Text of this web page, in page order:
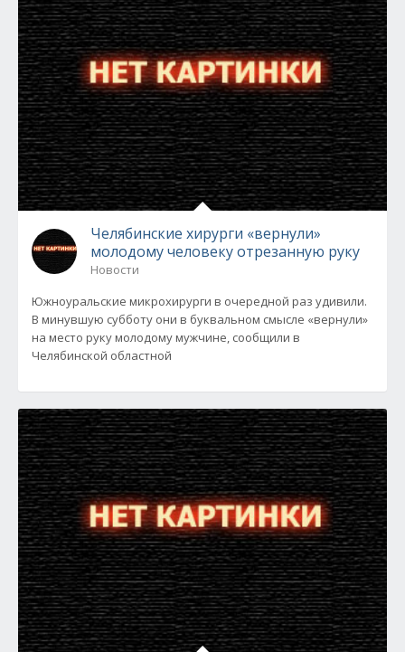
Челябинские хирурги «вернули»
молодому человеку отрезанную руку
Новости
Южноуральские микрохирурги в очередной раз удивили.
В минувшую субботу они в буквальном смысле «вернули»
на место руку молодому мужчине, сообщили в
Челябинской областной